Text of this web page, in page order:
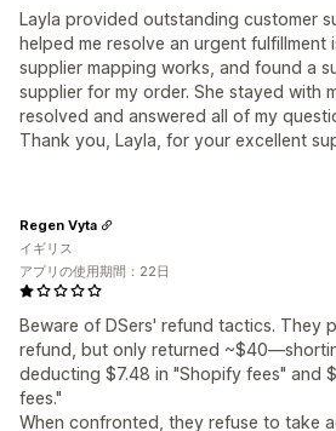
Layla provided outstanding customer
helped me resolve an urgent fulfillment
supplier mapping works, and found a
supplier for my order. She stayed with
resolved and answered all of my
Thank you, Layla, for your excellent
Beware of DSers' refund tactics. They
refund, but only returned
deducting $7.48 in "Shopify fees" and
fees."
When confronted, they refuse to take
Regen Vyta
イギリス
アプリの使用期間：22日